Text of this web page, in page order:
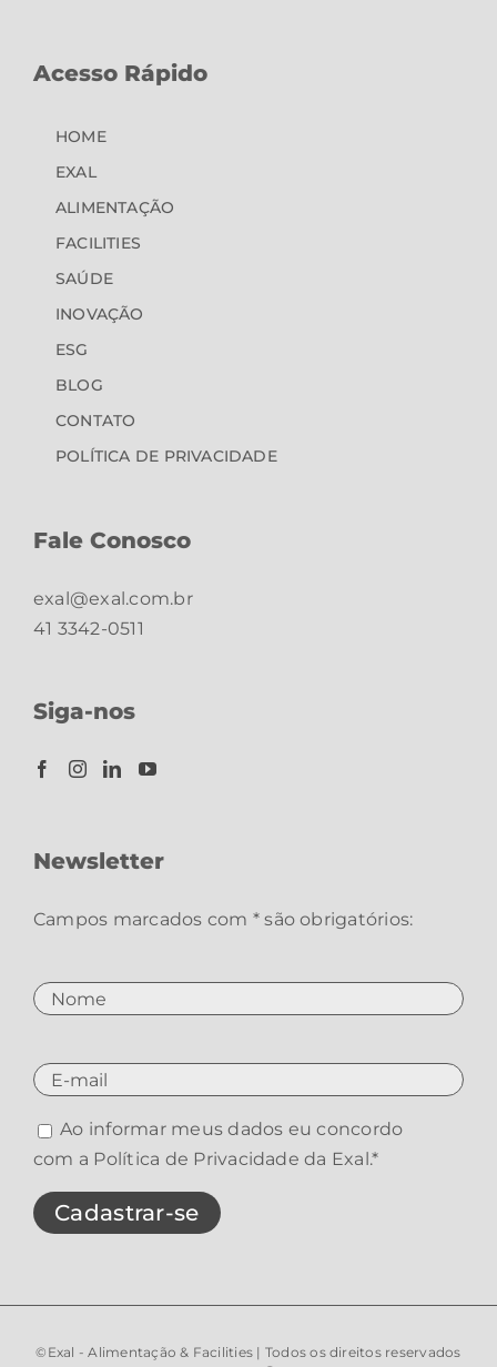
Acesso Rápido
HOME
EXAL
ALIMENTAÇÃO
FACILITIES
SAÚDE
INOVAÇÃO
ESG
BLOG
CONTATO
POLÍTICA DE PRIVACIDADE
Fale Conosco
exal@exal.com.br
41 3342-0511
Siga-nos
Newsletter
Campos marcados com * são obrigatórios:
Ao informar meus dados eu concordo
com a Política de Privacidade da Exal .*
©Exal - Alimentação & Facilities | Todos os direitos reservados